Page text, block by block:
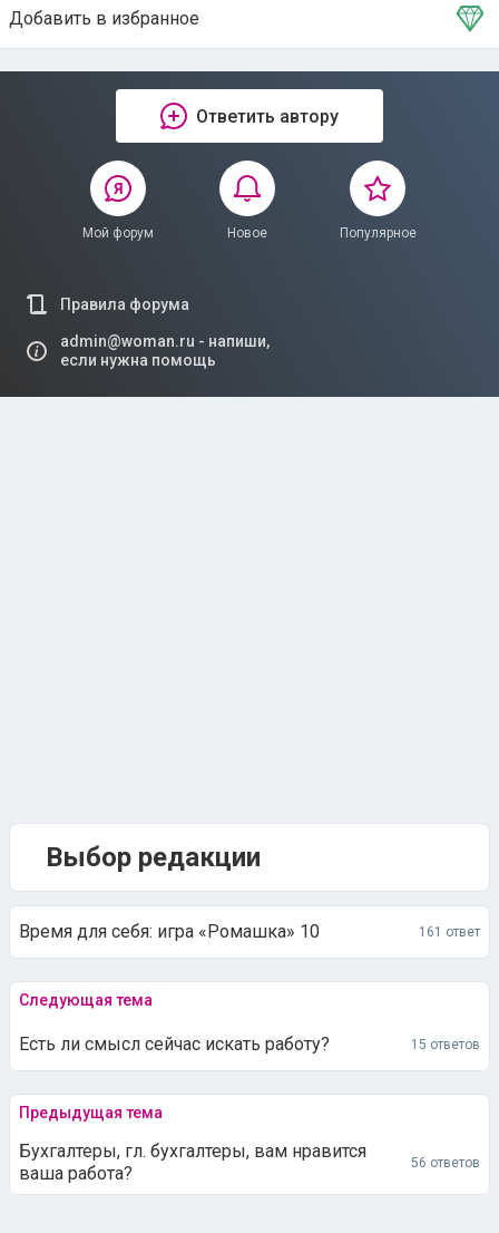
Добавить в избранное
Тема в избранном
Ответить автору
Мой форум Новое Популярное
Правила форума
admin@woman.ru - напиши,
если нужна помощь
Выбор редакции
Время для себя: игра «Ромашка» 10 161 ответ
Следующая тема
Есть ли смысл сейчас искать работу? 15 ответов
Предыдущая тема
Бухгалтеры, гл. бухгалтеры, вам нравится
ваша работа?
56 ответов